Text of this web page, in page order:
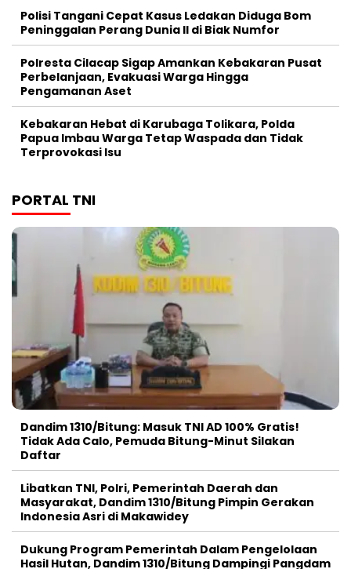
Polisi Tangani Cepat Kasus Ledakan Diduga Bom
Peninggalan Perang Dunia II di Biak Numfor
Polresta Cilacap Sigap Amankan Kebakaran Pusat
Perbelanjaan, Evakuasi Warga Hingga
Pengamanan Aset
Kebakaran Hebat di Karubaga Tolikara, Polda
Papua Imbau Warga Tetap Waspada dan Tidak
Terprovokasi Isu
PORTAL TNI
Dandim 1310/Bitung: Masuk TNI AD 100% Gratis!
Tidak Ada Calo, Pemuda Bitung-Minut Silakan
Daftar
Libatkan TNI, Polri, Pemerintah Daerah dan
Masyarakat, Dandim 1310/Bitung Pimpin Gerakan
Indonesia Asri di Makawidey
Dukung Program Pemerintah Dalam Pengelolaan
Hasil Hutan, Dandim 1310/Bitung Dampingi Pangdam